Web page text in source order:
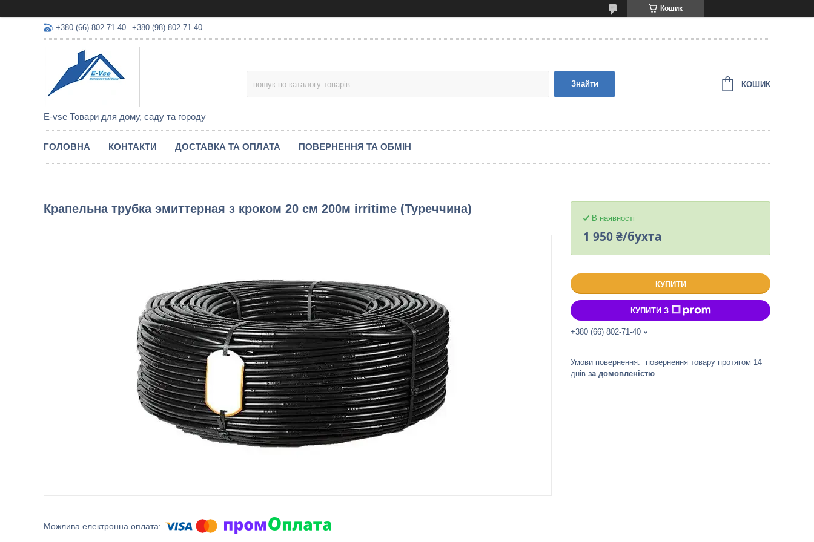
Кошик
+380 (66) 802-71-40 +380 (98) 802-71-40
E-vse Товари для дому, саду та городу
Знайти КОШИК
ГОЛОВНА КОНТАКТИ ДОСТАВКА ТА ОПЛАТА ПОВЕРНЕННЯ ТА ОБМІН
Крапельна трубка эмиттерная з кроком 20 см 200м irritime (Туреччина)
В наявності
1 950 ₴/бухта
КУПИТИ
КУПИТИ З
+380 (66) 802-71-40
повернення товару протягом 14
днів за домовленістю